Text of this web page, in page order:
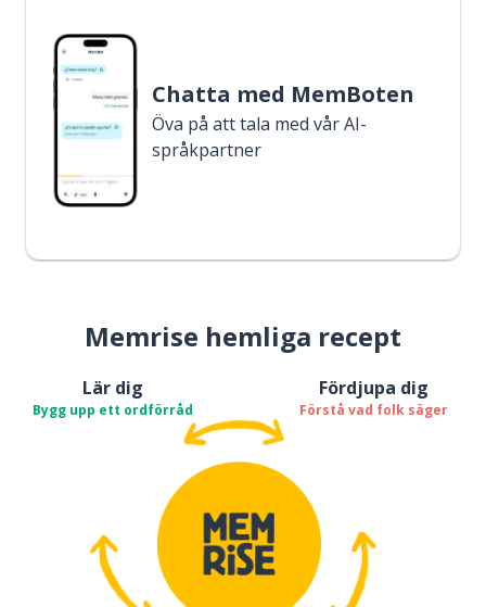
Chatta med MemBoten
Öva på att tala med vår AI-
språkpartner
Memrise hemliga recept
Lär dig
Bygg upp ett ordförråd
Fördjupa dig
Förstå vad folk säger